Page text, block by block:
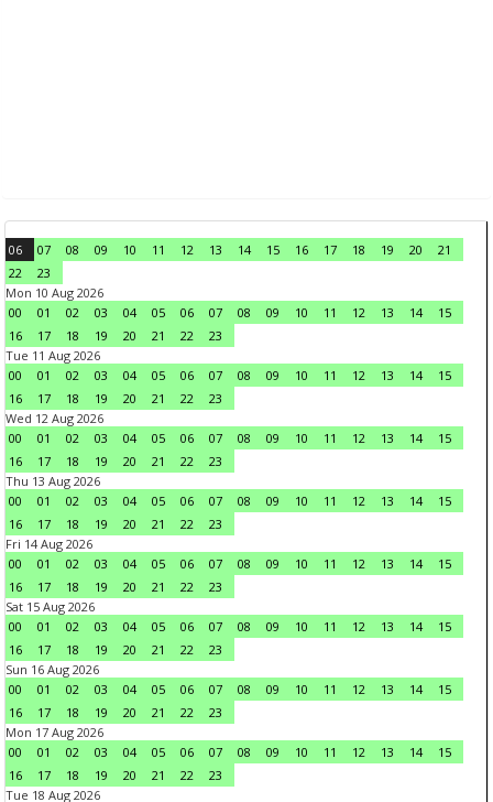
06 07 08 09 10 11 12 13 14 15 16 17 18 19 20
21
22
23
Mon 10 Aug 2026
00
01 02 03 04 05 06 07 08 09 10 11 12 13 14
15
16
17 18 19 20 21 22
23
Tue 11 Aug 2026
00
01 02 03 04 05 06 07 08 09 10 11 12 13 14
15
16
17 18 19 20 21 22
23
Wed 12 Aug 2026
00
01 02 03 04 05 06 07 08 09 10 11 12 13 14
15
16
17 18 19 20 21 22
23
Thu 13 Aug 2026
00
01 02 03 04 05 06 07 08 09 10 11 12 13 14
15
16
17 18 19 20 21 22
23
Fri 14 Aug 2026
00
01 02 03 04 05 06 07 08 09 10 11 12 13 14
15
16
17 18 19 20 21 22
23
Sat 15 Aug 2026
00
01 02 03 04 05 06 07 08 09 10 11 12 13 14
15
16
17 18 19 20 21 22
23
Sun 16 Aug 2026
00
01 02 03 04 05 06 07 08 09 10 11 12 13 14
15
16
17 18 19 20 21 22
23
Mon 17 Aug 2026
00
01 02 03 04 05 06 07 08 09 10 11 12 13 14
15
16
17 18 19 20 21 22
23
Tue 18 Aug 2026